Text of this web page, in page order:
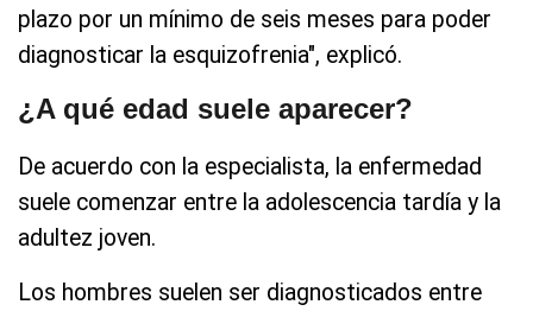
plazo por un mínimo de seis meses para poder
diagnosticar la esquizofrenia", explicó.
¿A qué edad suele aparecer?
De acuerdo con la especialista, la enfermedad
suele comenzar entre la adolescencia tardía y la
adultez joven.
Los hombres suelen ser diagnosticados entre